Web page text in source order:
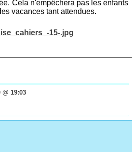
Cela n'empêchera pas les enfants
vacances tant attendues.
@ 19:03